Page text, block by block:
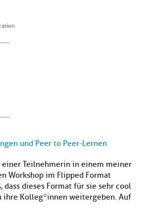
und Peer to Peer-Lernen
einer Teilnehmerin in einem meiner
Workshop im Flipped Format
dieses Format für sie sehr cool
ihre Kolleg*innen weitergeben. Auf